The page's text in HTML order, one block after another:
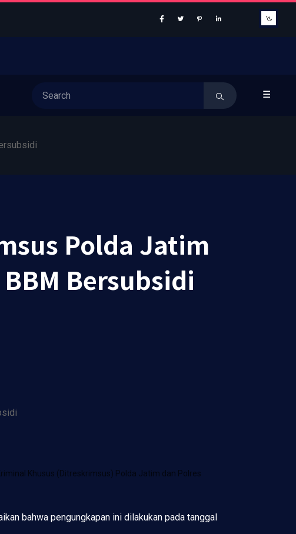
☰
Polda Jatim
Bersubsidi
Khusus (Ditreskrimsus) Polda Jatim dan Polres
bahwa pengungkapan ini dilakukan pada tanggal